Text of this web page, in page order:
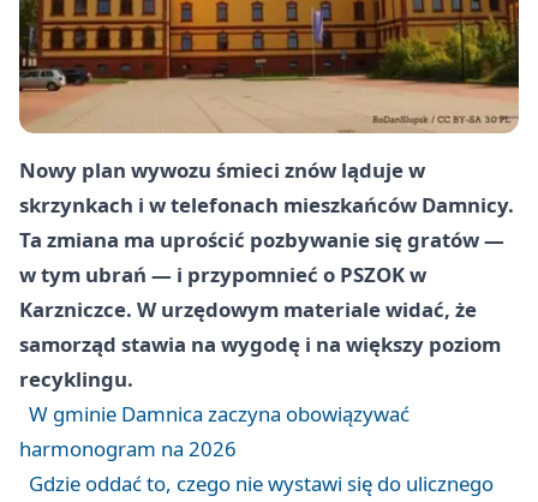
Nowy plan wywozu śmieci znów ląduje w
skrzynkach i w telefonach mieszkańców Damnicy.
Ta zmiana ma uprościć pozbywanie się gratów —
w tym ubrań — i przypomnieć o PSZOK w
Karzniczce. W urzędowym materiale widać, że
samorząd stawia na wygodę i na większy poziom
recyklingu.
W gminie Damnica zaczyna obowiązywać
harmonogram na 2026
Gdzie oddać to, czego nie wystawi się do ulicznego